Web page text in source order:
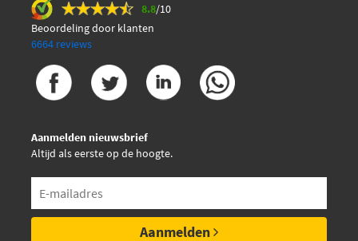
8.8/10
Beoordeling door klanten
6664 reviews
Aanmelden nieuwsbrief
Altijd als eerste op de hoogte.
Aanmelden